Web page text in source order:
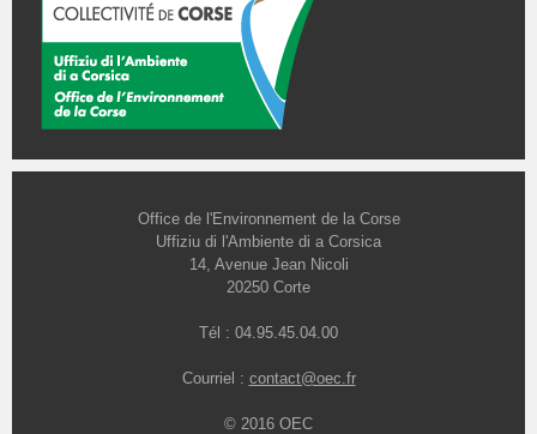
Office de l'Environnement de la Corse
Uffiziu di l'Ambiente di a Corsica
14, Avenue Jean Nicoli
20250 Corte
Tél : 04.95.45.04.00
Courriel : contact@oec.fr
© 2016 OEC